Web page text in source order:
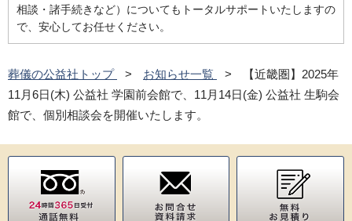
相談・諸手続きなど）についてもトータルサポートいたしますの
で、安心してお任せください。
葬儀の公益社トップ お知らせ一覧
【近畿圏】2025年
11月6日(木) 公益社 学園前会館で、11月14日(金) 公益社 生駒会
館で、個別相談会を開催いたします。